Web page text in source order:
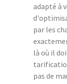
adapté à
par les
là où il
pas de